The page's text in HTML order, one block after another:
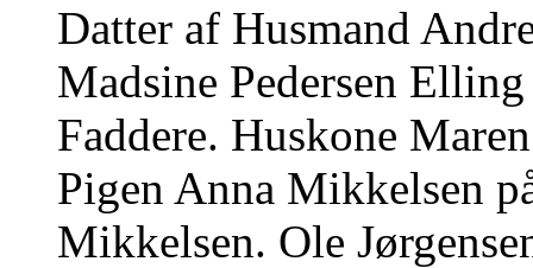
Datter af Husmand
Madsine Pedersen
Faddere. Huskone
Pigen Anna Mikkelsen
Mikkelsen. Ole